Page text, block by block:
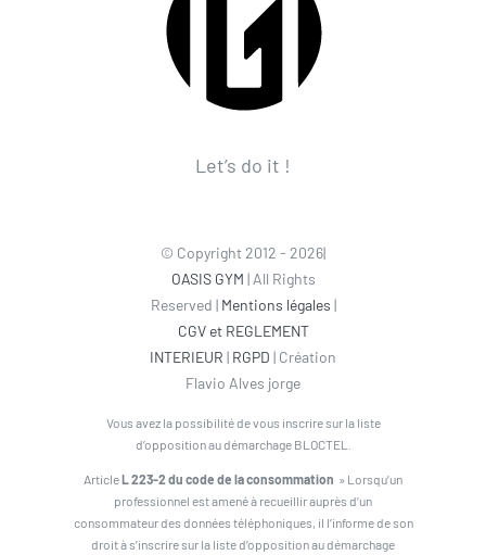
Let’s do it !
© Copyright 2012 - 2026|
OASIS GYM | All Rights
Reserved | Mentions légales |
CGV et REGLEMENT
INTERIEUR | RGPD | Création
Flavio Alves jorge
Vous avez la possibilité de vous inscrire sur la liste
d’opposition au démarchage BLOCTEL.
ArticleL 223-2 du code de la consommation » Lorsqu’un
professionnel est amené à recueillir auprès d’un
consommateur des données téléphoniques, il l’informe de son
droit à s’inscrire sur la liste d’opposition au démarchage